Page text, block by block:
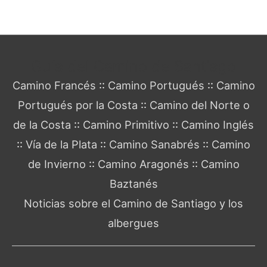
Camino Francés :: Camino Portugués :: Camino
Portugués por la Costa :: Camino del Norte o
de la Costa :: Camino Primitivo :: Camino Inglés
:: Vía de la Plata :: Camino Sanabrés :: Camino
de Invierno :: Camino Aragonés :: Camino
Baztanés
Noticias sobre el Camino de Santiago y los
albergues